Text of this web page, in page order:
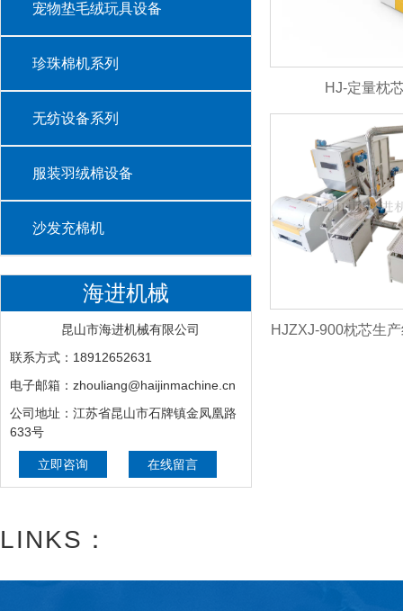
宠物垫毛绒玩具设备
珍珠棉机系列
无纺设备系列
服装羽绒棉设备
沙发充棉机
海进机械
昆山市海进机械有限公司
联系方式：18912652631
电子邮箱：zhouliang@haijinmachine.cn
公司地址：江苏省昆山市石牌镇金凤凰路
633号
立即咨询 在线留言
HJ-定量枕
HJZXJ-900枕芯生
LINKS：